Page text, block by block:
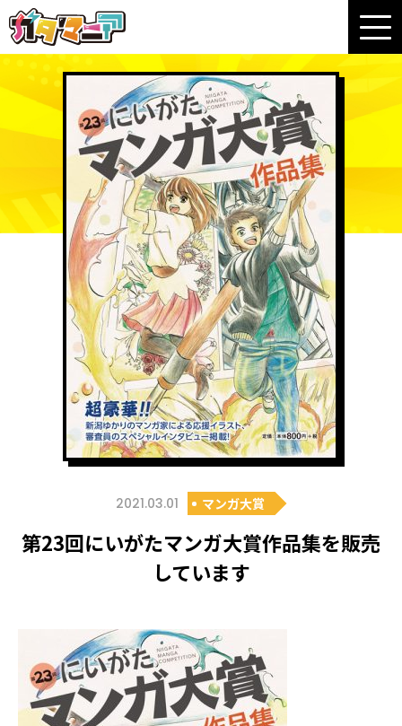
2021.03.01 マンガ大賞
第23回にいがたマンガ大賞作品集を販売
しています